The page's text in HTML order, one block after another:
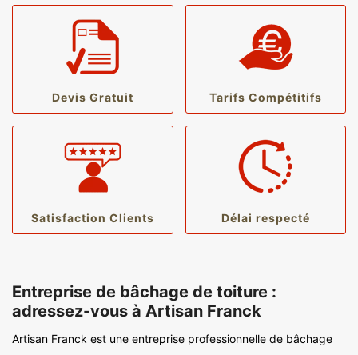
Devis Gratuit Tarifs Compétitifs
Satisfaction Clients Délai respecté
Entreprise de bâchage de toiture :
adressez-vous à Artisan Franck
Artisan Franck est une entreprise professionnelle de bâchage